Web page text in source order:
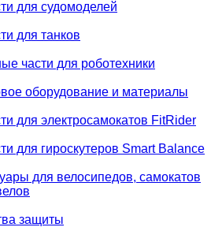
для судомоделей
для танков
части для роботехники
оборудование и материалы
для электросамокатов FitRider
для гироскутеров Smart Balance
для велосипедов, самокатов
защиты